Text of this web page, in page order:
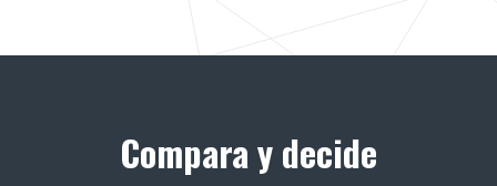
Compara y decide